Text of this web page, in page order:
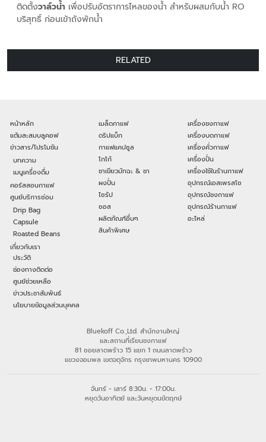
ติดตั้งวาล์วน้ำ เพื่อปรับอัตราการไหลของน้ำ สำหรับผสมกับน้ำ RO
บริสุทธิ์ ก่อนเข้าถังพักน้ำ
RELATED
หน้าหลัก
แต้มสะสมบลูคอฟ
ข่าวสาร/โปรโมชัน
บทความ
เมนูเครื่องดื่ม
คอร์สสอนกาแฟ
ศูนย์บริการซ่อม
Drip Bag
Capsule
Roasted Beans
เกี่ยวกับเรา
ประวัติ
ช่องทางติดต่อ
ศูนย์ช่วยเหลือ
ข่าวประชาสัมพันธ์
นโยบายข้อมูลส่วนบุคคล
เมล็ดกาแฟ
ดริปแบ็ก
กาแฟแคปซูล
โกโก้
ชาเขียวมัทฉะ & ชา
ผงปั่น
ไซรัป
ซอส
ผลิตภัณฑ์อื่นๆ
สินค้าพิเศษ
เครื่องชงกาแฟ
เครื่องบดกาแฟ
เครื่องคั่วกาแฟ
เครื่องปั่น
เครื่องใช้ในร้านกาแฟ
อุปกรณ์เอสเพรสโซ
อุปกรณ์ชงกาแฟ
อุปกรณ์ร้านกาแฟ
อะไหล่
Bluekoff Co.,Ltd. สำนักงานใหญ่
และสถานที่เรียนชงกาแฟ
81 ซอยลาดพร้าว 15 แยก 1 ถนนลาดพร้าว
แขวงจอมพล เขตจตุจักร กรุงเทพมหานคร 10900
จันทร์ - เสาร์ 8:30น. - 17:00น.
หยุดวันอาทิตย์ และวันหยุดนขัตฤกษ์